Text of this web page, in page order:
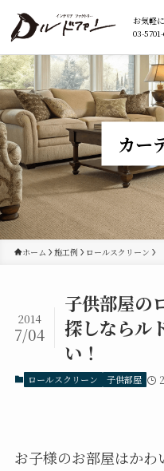
お気軽
03-
カー
ホーム 施工例 ロールスクリーン
子供部屋の
探しならル
い！
2014
7/04
ロールスクリーン 子供部屋
お子様のお部屋はかわ